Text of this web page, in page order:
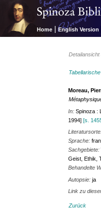
Home | English Version
Moreau,
In:Spinoza :
1994][s.
Sprache:
Sachgebiete:
Geist, Ethik,
Behandelte
Autopsie:ja
Link zu
Zurück